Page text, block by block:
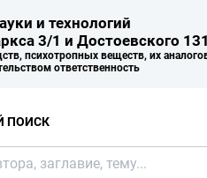
и технологий
3/1 и Достоевского 131
психотропных веществ, их
ответственность
ПОИСК